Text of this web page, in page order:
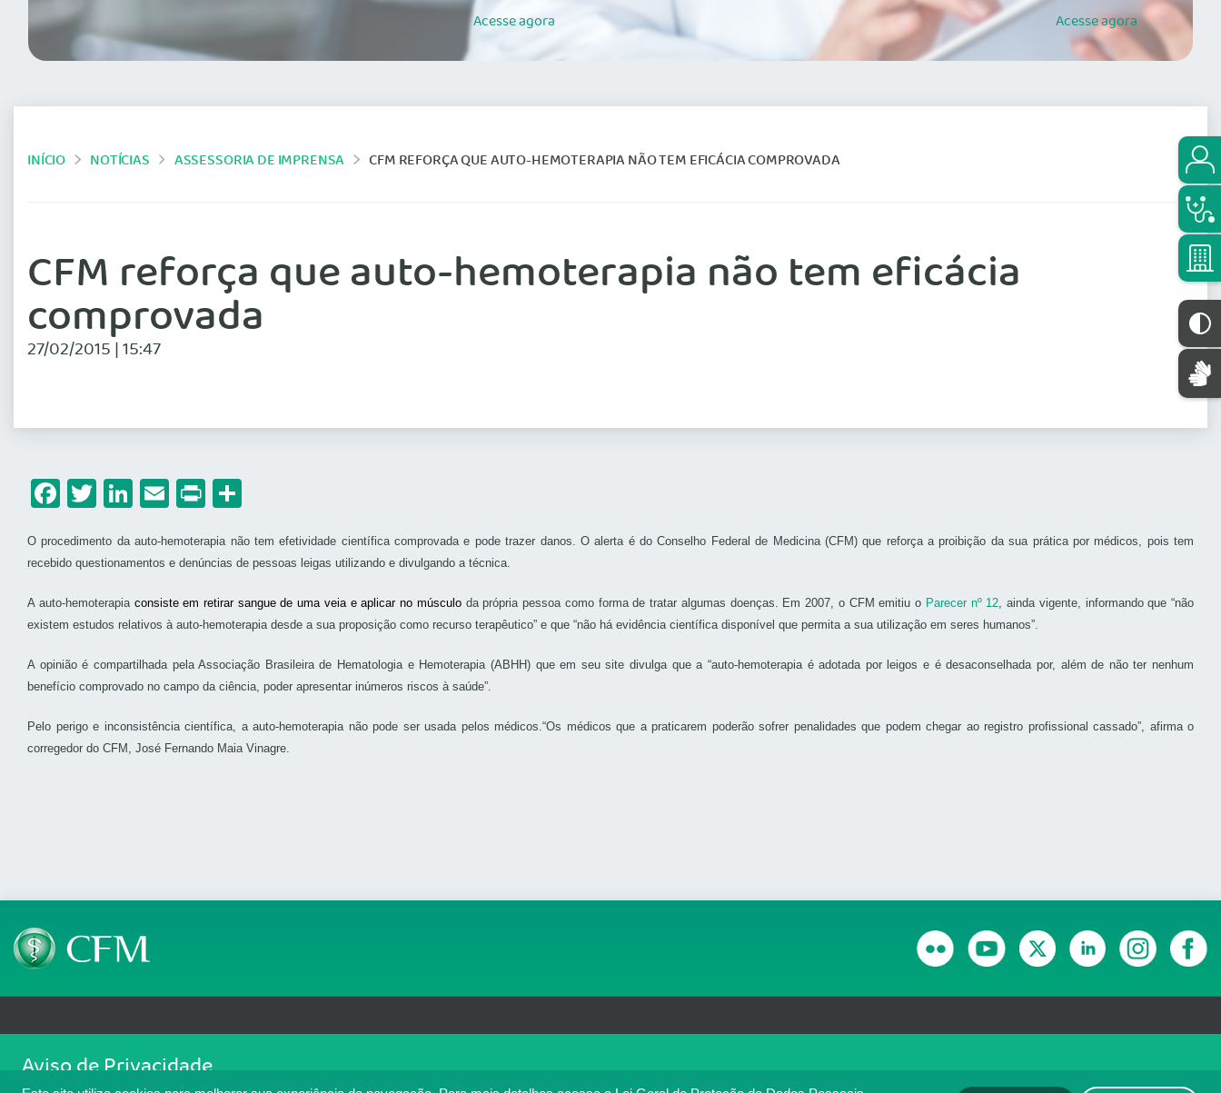
Acesseagora Acesseagora
INÍCIO NOTÍCIAS ASSESSORIA DE IMPRENSA CFM REFORÇA QUE AUTO-HEMOTERAPIA NÃO TEM EFICÁCIA COMPROVADA
CFM reforça que auto-hemoterapia não tem eficácia
comprovada
27/02/2015 | 15:47
Facebook
Twitter
LinkedIn
Email
Print
O procedimento da auto-hemoterapia não tem efetividade científica comprovada e pode trazer danos. O alerta é do Conselho Federal de Medicina (CFM) que reforça a proibição da sua prática por médicos, pois tem
recebido questionamentos e denúncias de pessoas leigas utilizando e divulgando a técnica.
A auto-hemoterapia consiste em retirar sangue de uma veia e aplicar no músculoda própria pessoa como forma de tratar algumas doenças. Em 2007, o CFM emitiu o Parecer nº 12, ainda vigente, informando que “não
existem estudos relativos à auto-hemoterapia desde a sua proposição como recurso terapêutico” e que “não há evidência científica disponível que permita a sua utilização em seres humanos”.
A opinião é compartilhada pela Associação Brasileira de Hematologia e Hemoterapia (ABHH) que em seu site divulga que a “auto-hemoterapia é adotada por leigos e é desaconselhada por, além de não ter nenhum
benefício comprovado no campo da ciência, poder apresentar inúmeros riscos à saúde”.
Pelo perigo e inconsistência científica, a auto-hemoterapia não pode ser usada pelos médicos.“Os médicos que a praticarem poderão sofrer penalidades que podem chegar ao registro profissional cassado”, afirma o
corregedor do CFM, José Fernando Maia Vinagre.
SGAS 616, Conjunto D, Lote 115, L2 Sul, Brasília/DF - CEP: 70200-760 - CNPJ: 33.583.550/0001-30
Aviso de Privacidade
Nós usamos cookies para melhorar sua experiência de navegação no portal. Ao utilizar o Portal Médico, você concorda com a política de monitoramento de